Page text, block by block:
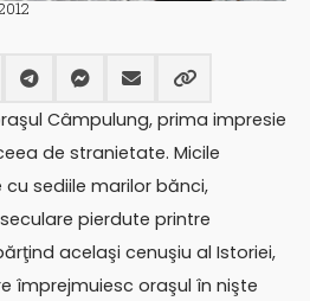
Câmpulung, prima impresie
de stranietate. Micile
sediile marilor bănci,
pierdute printre
acelaşi cenuşiu al Istoriei,
împrejmuiesc oraşul în nişte